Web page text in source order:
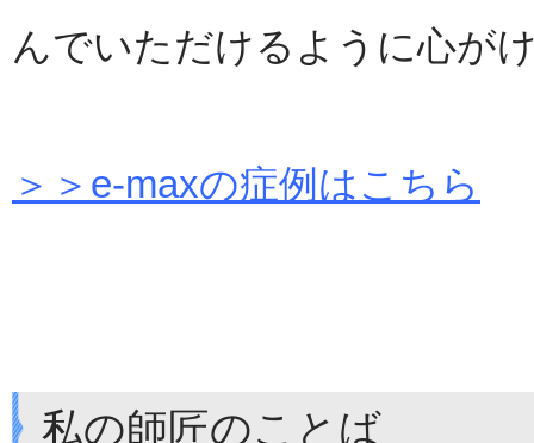
んでいただけるように心が
＞＞e-maxの症例はこちら
私の師匠のことば